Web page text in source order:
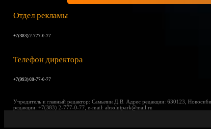
Отдел рекламы
+7(383) 2-777-0-77
Телефон директора
+7(993) 00-77-0-77
Учредитель и главный редактор: Самылин Д.В. Адрес редакции: 630123,
редакции: +7(383) 2-777-0-77, e-mail: absolutpark@mail.ru